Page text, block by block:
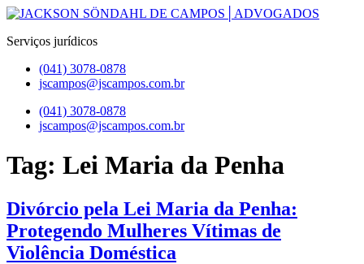
Pular
o
Serviços jurídicos
(041) 3078-0878
jscampos@jscampos.com.br
Menu
(041) 3078-0878
jscampos@jscampos.com.br
Tag: Lei Maria da Penha
Divórcio pela Lei Maria da Penha:
Protegendo Mulheres Vítimas de
Violência Doméstica